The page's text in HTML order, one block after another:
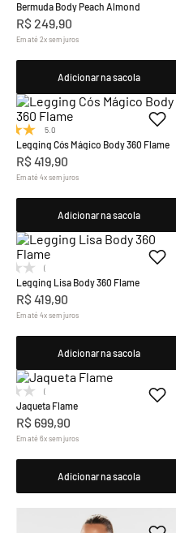
Bermuda Body Peach Almond
R$249,90
Em até2xsem juros
Adicionar na sacola
5.0
Legging Cós Mágico Body 360 Flame
R$419,90
Em até4xsem juros
Adicionar na sacola
(0)
Legging Lisa Body 360 Flame
R$419,90
Em até4xsem juros
Adicionar na sacola
(0)
Jaqueta Flame
R$ 699,90
Em até6xsem juros
Adicionar na sacola